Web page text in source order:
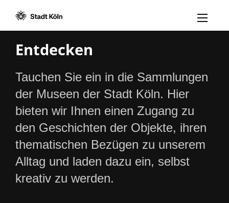
Menü
Entdecken
Tauchen Sie ein in die Sammlungen
der Museen der Stadt Köln. Hier
bieten wir Ihnen einen Zugang zu
den Geschichten der Objekte, ihren
thematischen Bezügen zu unserem
Alltag und laden dazu ein, selbst
kreativ zu werden.